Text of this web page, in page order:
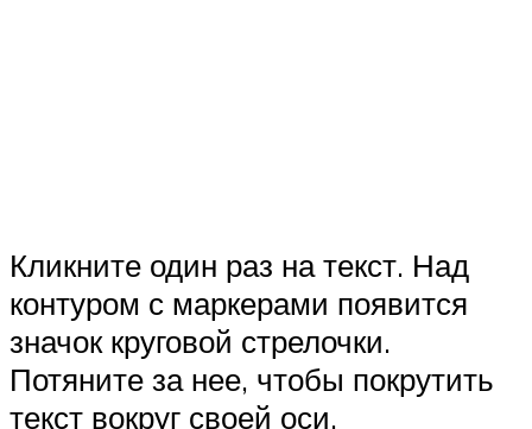
Кликните один раз на текст. Над
контуром с маркерами появится
значок круговой стрелочки.
Потяните за нее, чтобы покрутить
текст вокруг своей оси.